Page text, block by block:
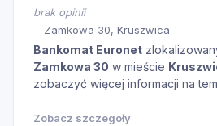
brak opinii
Zamkowa 30, Kruszwica
Bankomat Euronet
Zamkowa 30 w mieście
zobaczyć więcej informacji na
Zobacz szczegóły